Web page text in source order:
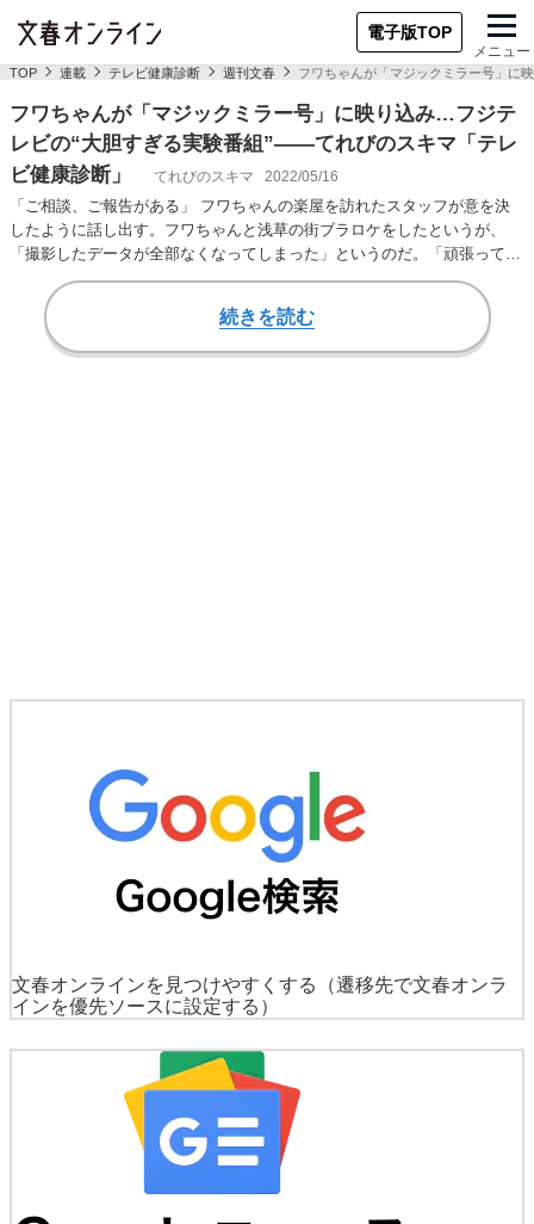
電子版TOP
メニュー
TOP 連載 テレビ健康診断 週刊文春 フワちゃんが「マジックミラー号」に
フワちゃんが「マジックミラー号」に映り込み…フジテ
レビの“大胆すぎる実験番組”――てれびのスキマ「テレ
ビ健康診断」
てれびのスキマ 2022/05/16
「ご相談、ご報告がある」 フワちゃんの楽屋を訪れたスタッフが意を決
したように話し出す。フワちゃんと浅草の街ブラロケをしたというが、
「撮影したデータが全部なくなってしまった」というのだ。「頑張ってな
んとかしたんで」とい…
続きを読む
文春オンラインを見つけやすくする
（遷移先で文春オンラ
インを優先ソースに設定する）